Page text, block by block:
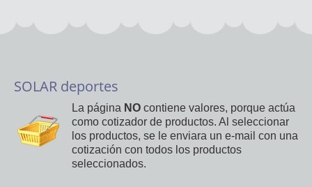
SOLAR deportes
La página NO contiene valores, porque actúa
como cotizador de productos. Al seleccionar
los productos, se le enviara un e-mail con una
cotización con todos los productos
seleccionados.